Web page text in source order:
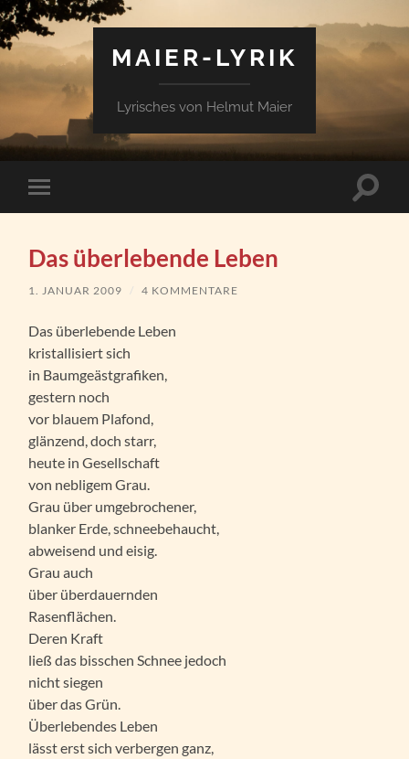
MAIER-LYRIK
Lyrisches von Helmut Maier
Mobile-
Menü
Das überlebende Leben
1. JANUAR 2009 / 4 KOMMENTARE
Das überlebende Leben
kristallisiert sich
in Baumgeästgrafiken,
gestern noch
vor blauem Plafond,
glänzend, doch starr,
heute in Gesellschaft
von nebligem Grau.
Grau über umgebrochener,
blanker Erde, schneebehaucht,
abweisend und eisig.
Grau auch
über überdauernden
Rasenflächen.
Deren Kraft
ließ das bisschen Schnee jedoch
nicht siegen
über das Grün.
Überlebendes Leben
lässt erst sich verbergen ganz,